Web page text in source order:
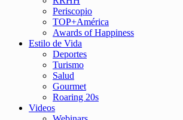
Periscopio
TOP+América
Awards of Happiness
Estilo de Vida
Deportes
Turismo
Salud
Gourmet
Roaring 20s
Videos